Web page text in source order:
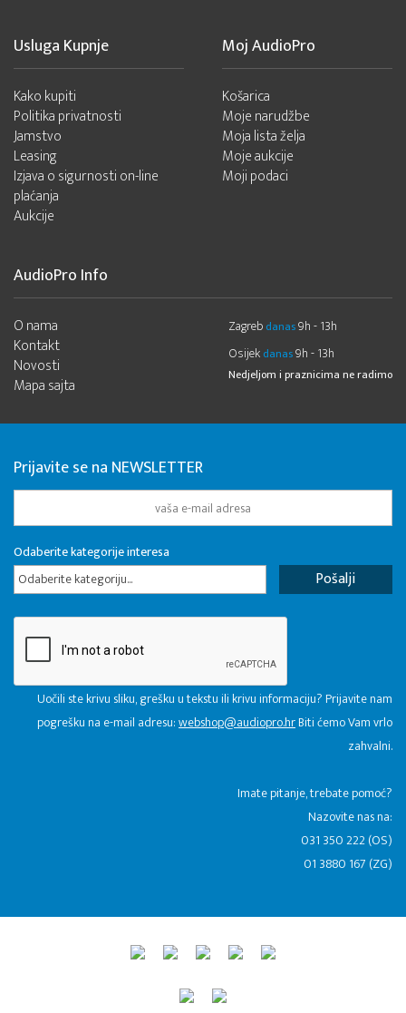
Usluga Kupnje
Kako kupiti
Politika privatnosti
Jamstvo
Leasing
Izjava o sigurnosti on-line
plaćanja
Aukcije
Moj AudioPro
Košarica
Moje narudžbe
Moja lista želja
Moje aukcije
Moji podaci
AudioPro Info
O nama
Kontakt
Novosti
Mapa sajta
Zagreb danas9h - 13h
Osijek danas9h - 13h
Nedjeljom i praznicima ne radimo
Prijavite se na NEWSLETTER
Odaberite kategorije interesa
Odaberite kategoriju...
Uočili ste krivu sliku, grešku u tekstu ili krivu informaciju? Prijavite nam
pogrešku na e-mail adresu:webshop@audiopro.hrBiti ćemo Vam vrlo
zahvalni.
​Imate pitanje, trebate pomoć?
Nazovite nas na:
031 350 222 (OS)
01 3880 167 (ZG)